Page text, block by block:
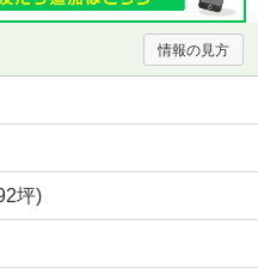
情報の見方
坪)